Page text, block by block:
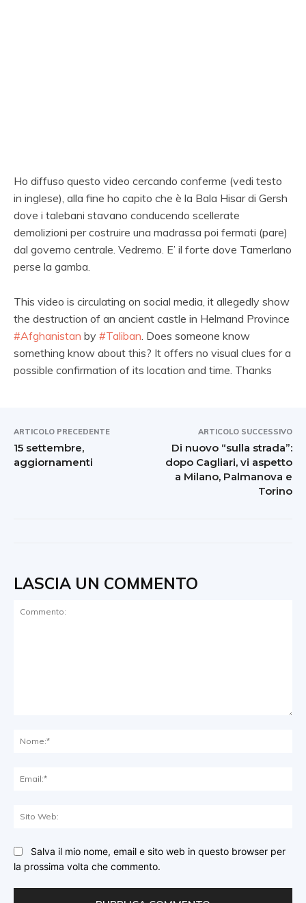
Ho diffuso questo video cercando conferme (vedi testo
in inglese), alla fine ho capito che è la Bala Hisar di Gersh
dove i talebani stavano conducendo scellerate
demolizioni per costruire una madrassa poi fermati (pare)
dal governo centrale. Vedremo. E’ il forte dove Tamerlano
perse la gamba.
This video is circulating on social media, it allegedly show
the destruction of an ancient castle in Helmand Province
#Afghanistan by #Taliban . Does someone know
something know about this? It offers no visual clues for a
possible confirmation of its location and time. Thanks
ARTICOLO PRECEDENTE
15 settembre,
aggiornamenti
ARTICOLO SUCCESSIVO
Di nuovo “sulla strada”:
dopo Cagliari, vi aspetto
a Milano, Palmanova e
Torino
LASCIA UN COMMENTO
Salva il mio nome, email e sito web in questo browser per
la prossima volta che commento.